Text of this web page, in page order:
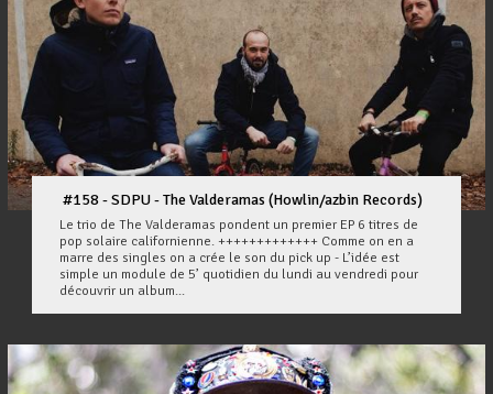
#158 - SDPU - The Valderamas (Howlin/azbin Records)
Le trio de The Valderamas pondent un premier EP 6 titres de
pop solaire californienne. +++++++++++++ Comme on en a
marre des singles on a crée le son du pick up - L’idée est
simple un module de 5’ quotidien du lundi au vendredi pour
découvrir un album...